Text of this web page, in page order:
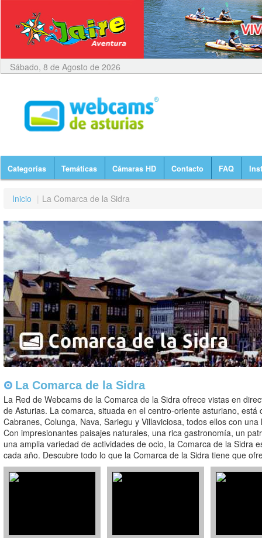
Sábado, 8 de Agosto de 2026
Categorías Temáticas Cámaras HD Contacto FAQ
Inicio | La Comarca de la Sidra
La Comarca de la Sidra
La Red de Webcams de la Comarca de la Sidra ofrece vistas en
de Asturias. La comarca, situada en el centro-oriente asturiano,
Cabranes, Colunga, Nava, Sariegu y Villaviciosa, todos ellos con
Con impresionantes paisajes naturales, una rica gastronomía, un
una amplia variedad de actividades de ocio, la Comarca de la Sidra
cada año. Descubre todo lo que la Comarca de la Sidra tiene que